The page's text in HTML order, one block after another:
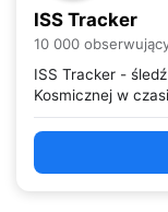
ISS Tracker
10 000
ISS Tracker -
Kosmicznej w